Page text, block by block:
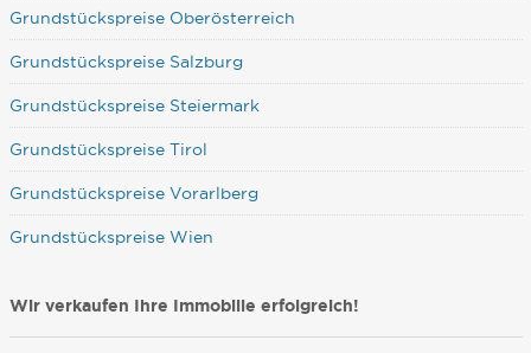
Grundstückspreise Oberösterreich
Grundstückspreise Salzburg
Grundstückspreise Steiermark
Grundstückspreise Tirol
Grundstückspreise Vorarlberg
Grundstückspreise Wien
Wir verkaufen Ihre Immobilie erfolgreich!